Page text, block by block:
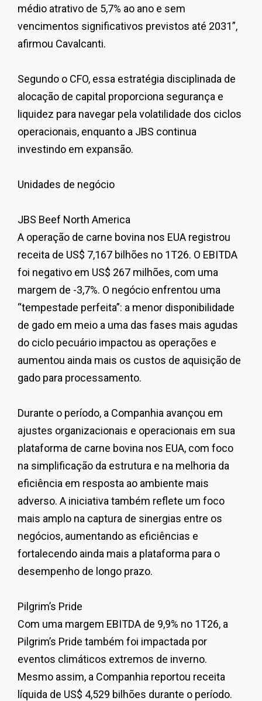
médio atrativo de 5,7% ao ano e sem
vencimentos significativos previstos até 2031”,
afirmou Cavalcanti.
Segundo o CFO, essa estratégia disciplinada de
alocação de capital proporciona segurança e
liquidez para navegar pela volatilidade dos ciclos
operacionais, enquanto a JBS continua
investindo em expansão.
Unidades de negócio
JBS Beef North America
A operação de carne bovina nos EUA registrou
receita de US$ 7,167 bilhões no 1T26. O EBITDA
foi negativo em US$ 267 milhões, com uma
margem de -3,7%. O negócio enfrentou uma
“tempestade perfeita”: a menor disponibilidade
de gado em meio a uma das fases mais agudas
do ciclo pecuário impactou as operações e
aumentou ainda mais os custos de aquisição de
gado para processamento.
Durante o período, a Companhia avançou em
ajustes organizacionais e operacionais em sua
plataforma de carne bovina nos EUA, com foco
na simplificação da estrutura e na melhoria da
eficiência em resposta ao ambiente mais
adverso. A iniciativa também reflete um foco
mais amplo na captura de sinergias entre os
negócios, aumentando as eficiências e
fortalecendo ainda mais a plataforma para o
desempenho de longo prazo.
Pilgrim’s Pride
Com uma margem EBITDA de 9,9% no 1T26, a
Pilgrim’s Pride também foi impactada por
eventos climáticos extremos de inverno.
Mesmo assim, a Companhia reportou receita
líquida de US$ 4,529 bilhões durante o período.